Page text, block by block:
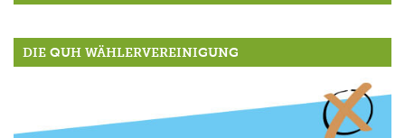
DIE QUH WÄHLERVEREINIGUNG